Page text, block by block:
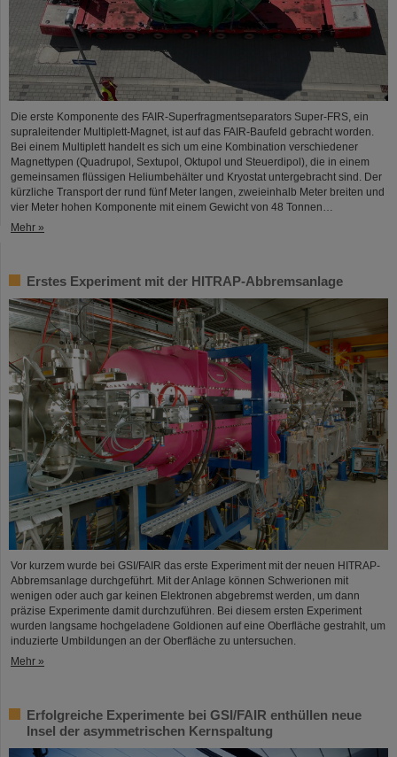
Die erste Komponente des FAIR-Superfragmentseparators Super-FRS, ein
supraleitender Multiplett-Magnet, ist auf das FAIR-Baufeld gebracht worden.
Bei einem Multiplett handelt es sich um eine Kombination verschiedener
Magnettypen (Quadrupol, Sextupol, Oktupol und Steuerdipol), die in einem
gemeinsamen flüssigen Heliumbehälter und Kryostat untergebracht sind. Der
kürzliche Transport der rund fünf Meter langen, zweieinhalb Meter breiten und
vier Meter hohen Komponente mit einem Gewicht von 48 Tonnen…
Mehr »
Erstes Experiment mit der HITRAP-Abbremsanlage
Vor kurzem wurde bei GSI/FAIR das erste Experiment mit der neuen HITRAP-
Abbremsanlage durchgeführt. Mit der Anlage können Schwerionen mit
wenigen oder auch gar keinen Elektronen abgebremst werden, um dann
präzise Experimente damit durchzuführen. Bei diesem ersten Experiment
wurden langsame hochgeladene Goldionen auf eine Oberfläche gestrahlt, um
induzierte Umbildungen an der Oberfläche zu untersuchen.
Mehr »
Erfolgreiche Experimente bei GSI/FAIR enthüllen neue
Insel der asymmetrischen Kernspaltung